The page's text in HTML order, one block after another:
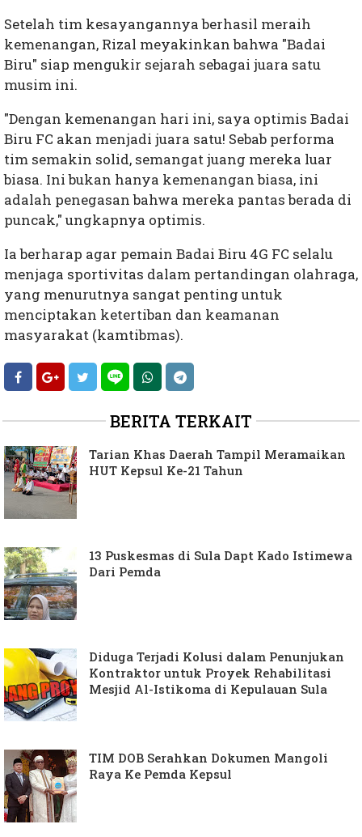
Setelah tim kesayangannya berhasil meraih
kemenangan, Rizal meyakinkan bahwa "Badai
Biru" siap mengukir sejarah sebagai juara satu
musim ini.
"Dengan kemenangan hari ini, saya optimis Badai
Biru FC akan menjadi juara satu! Sebab performa
tim semakin solid, semangat juang mereka luar
biasa. Ini bukan hanya kemenangan biasa, ini
adalah penegasan bahwa mereka pantas berada di
puncak," ungkapnya optimis.
Ia berharap agar pemain Badai Biru 4G FC selalu
menjaga sportivitas dalam pertandingan olahraga,
yang menurutnya sangat penting untuk
menciptakan ketertiban dan keamanan
masyarakat (kamtibmas).
BERITA TERKAIT
Tarian Khas Daerah Tampil Meramaikan
HUT Kepsul Ke-21 Tahun
13 Puskesmas di Sula Dapt Kado Istimewa
Dari Pemda
Diduga Terjadi Kolusi dalam Penunjukan
Kontraktor untuk Proyek Rehabilitasi
Mesjid Al-Istikoma di Kepulauan Sula
TIM DOB Serahkan Dokumen Mangoli
Raya Ke Pemda Kepsul